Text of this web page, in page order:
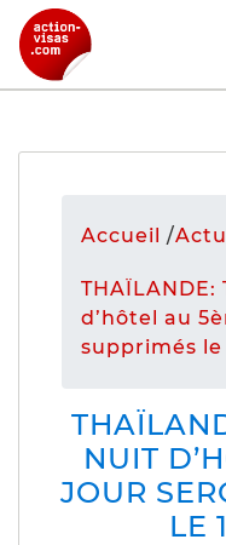
Accueil /
THAÏLANDE:
d’hôtel au
supprimés le
NUIT
JOUR
LE